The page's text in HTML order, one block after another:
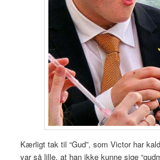
Kærligt tak til “Gud”, som Victor har
var så lille, at han ikke kunne sige